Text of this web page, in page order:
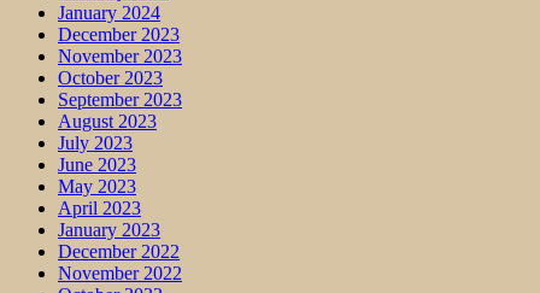
January 2024
December 2023
November 2023
October 2023
September 2023
August 2023
July 2023
June 2023
May 2023
April 2023
January 2023
December 2022
November 2022